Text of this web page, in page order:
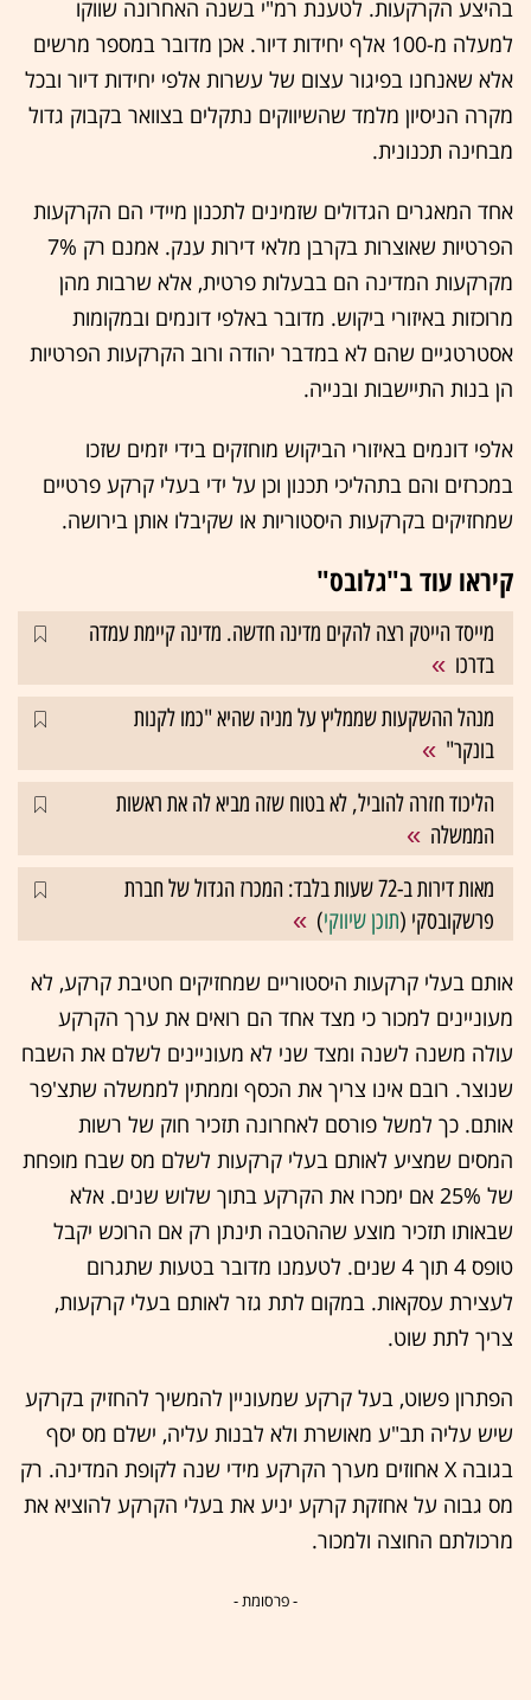
בהיצע הקרקעות. לטענת רמ"י בשנה האחרונה שווקו
למעלה מ-100 אלף יחידות דיור. אכן מדובר במספר מרשים
אלא שאנחנו בפיגור עצום של עשרות אלפי יחידות דיור ובכל
מקרה הניסיון מלמד שהשיווקים נתקלים בצוואר בקבוק גדול
מבחינה תכנונית.
אחד המאגרים הגדולים שזמינים לתכנון מיידי הם הקרקעות
הפרטיות שאוצרות בקרבן מלאי דירות ענק. אמנם רק 7%
מקרקעות המדינה הם בבעלות פרטית, אלא שרבות מהן
מרוכזות באיזורי ביקוש. מדובר באלפי דונמים ובמקומות
אסטרטגיים שהם לא במדבר יהודה ורוב הקרקעות הפרטיות
הן בנות התיישבות ובנייה.
אלפי דונמים באיזורי הביקוש מוחזקים בידי יזמים שזכו
במכרזים והם בתהליכי תכנון וכן על ידי בעלי קרקע פרטיים
שמחזיקים בקרקעות היסטוריות או שקיבלו אותן בירושה.
קיראו עוד ב"גלובס"
מייסד הייטק רצה להקים מדינה חדשה. מדינה קיימת עמדה
בדרכו
מנהל ההשקעות שממליץ על מניה שהיא "כמו לקנות
בונקר"
הליכוד חזרה להוביל, לא בטוח שזה מביא לה את ראשות
הממשלה
מאות דירות ב-72 שעות בלבד: המכרז הגדול של חברת
פרשקובסקי (תוכן שיווקי)
אותם בעלי קרקעות היסטוריים שמחזיקים חטיבת קרקע, לא
מעוניינים למכור כי מצד אחד הם רואים את ערך הקרקע
עולה משנה לשנה ומצד שני לא מעוניינים לשלם את השבח
שנוצר. רובם אינו צריך את הכסף וממתין לממשלה שתצ'פר
אותם. כך למשל פורסם לאחרונה תזכיר חוק של רשות
המסים שמציע לאותם בעלי קרקעות לשלם מס שבח מופחת
של 25% אם ימכרו את הקרקע בתוך שלוש שנים. אלא
שבאותו תזכיר מוצע שההטבה תינתן רק אם הרוכש יקבל
טופס 4 תוך 4 שנים. לטעמנו מדובר בטעות שתגרום
לעצירת עסקאות. במקום לתת גזר לאותם בעלי קרקעות,
צריך לתת שוט.
הפתרון פשוט, בעל קרקע שמעוניין להמשיך להחזיק בקרקע
שיש עליה תב"ע מאושרת ולא לבנות עליה, ישלם מס יסף
בגובה X אחוזים מערך הקרקע מידי שנה לקופת המדינה. רק
מס גבוה על אחזקת קרקע יניע את בעלי הקרקע להוציא את
מרכולתם החוצה ולמכור.
- פרסומת -